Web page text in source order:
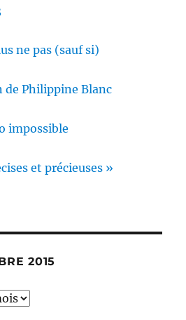
ne pas (sauf si)
de Philippine Blanc
impossible
et précieuses »
2015